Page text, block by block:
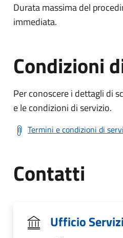
Durata massima del
immediata.
Condizioni
Per conoscere i dettagli di
e le condizioni di servizio.
Termini e condizioni di
Contatti
Ufficio